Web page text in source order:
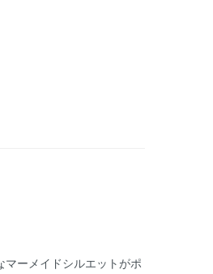
マーメイドシルエットがポ